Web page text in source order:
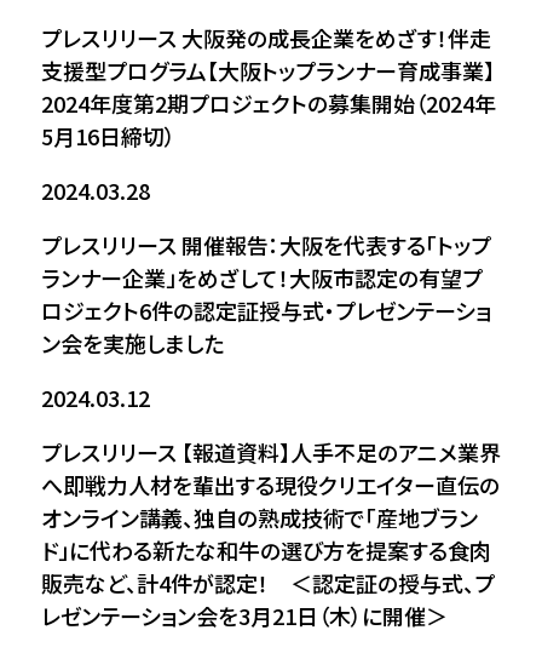
プレスリリース 大阪発の成長企業をめざす！伴走
支援型プログラム【大阪トップランナー育成事業】
2024年度第2期プロジェクトの募集開始（2024年
5月16日締切）
2024.03.28
プレスリリース 開催報告：大阪を代表する「トップ
ランナー企業」をめざして！大阪市認定の有望プ
ロジェクト6件の認定証授与式・プレゼンテーショ
ン会を実施しました
2024.03.12
プレスリリース 【報道資料】人手不足のアニメ業界
へ即戦力人材を輩出する現役クリエイター直伝の
オンライン講義、独自の熟成技術で「産地ブラン
ド」に代わる新たな和牛の選び方を提案する食肉
販売など、計4件が認定！ ＜認定証の授与式、プ
レゼンテーション会を3月21日（木）に開催＞